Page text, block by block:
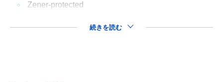
Zener-protected
続きを読む